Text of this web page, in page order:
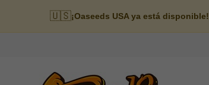
🇺🇸¡Oaseeds USA ya está disponible!